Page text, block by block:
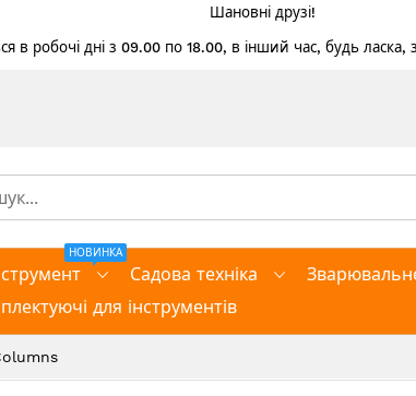
Шановні друзі!
в робочі дні з 09.00 по 18.00, в інший час, будь
НОВИНКА
Садова техніка
для інструментів